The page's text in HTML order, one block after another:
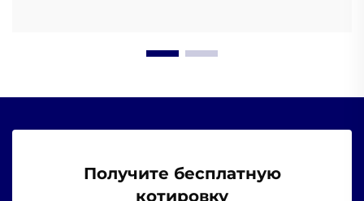
Получите бесплатную
котировку